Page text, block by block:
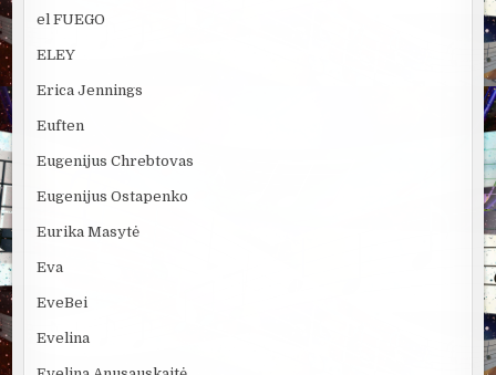
el FUEGO
ELEY
Erica Jennings
Euften
Eugenijus Chrebtovas
Eugenijus Ostapenko
Eurika Masytė
Eva
EveBei
Evelina